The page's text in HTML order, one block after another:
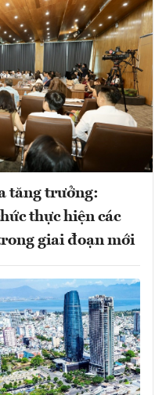
tăng trưởng:
thực hiện các
giai đoạn mới